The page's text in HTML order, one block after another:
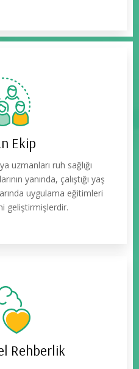
Ekip
uzmanları ruh sağlığı
yanında, çalıştığı yaş
uygulama eğitimleri
geliştirmişlerdir.
Rehberlik